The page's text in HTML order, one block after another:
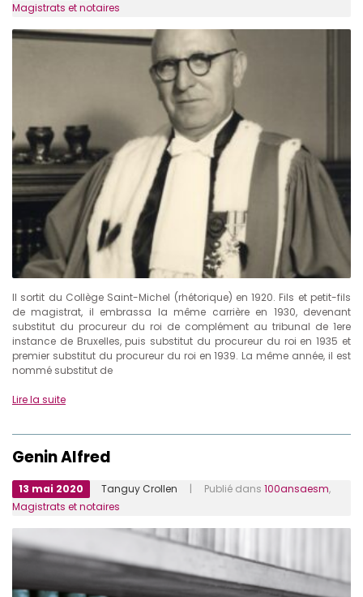
Magistrats et notaires
Il sortit du Collège Saint-Michel (rhétorique) en 1920. Fils et petit-fils
de magistrat, il embrassa la même carrière en 1930, devenant
substitut du procureur du roi de complément au tribunal de 1ere
instance de Bruxelles, puis substitut du procureur du roi en 1935 et
premier substitut du procureur du roi en 1939. La même année, il est
nommé substitut de
Lire la suite
Genin Alfred
13 mai 2020 Tanguy Crollen | Publié dans 100ansaesm,
Magistrats et notaires